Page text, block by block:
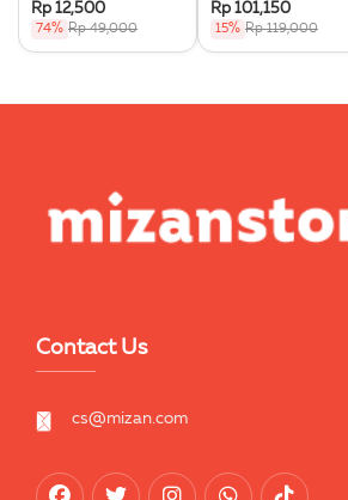
Rp 12,500
74% Rp 49,000
Goddess
Rp 101,150
15% Rp 119,000
Contact Us
cs@mizan.com